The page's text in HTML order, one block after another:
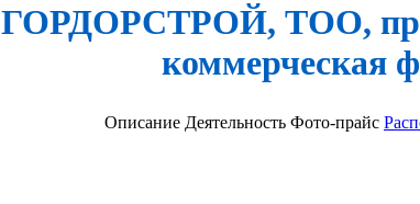
ГОРДОРСТРОЙ, ТОО,
коммерческая
Описание Деятельность Фото-прайс